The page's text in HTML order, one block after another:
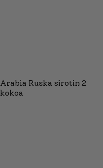
Arabia Ruska sirotin 2
kokoa